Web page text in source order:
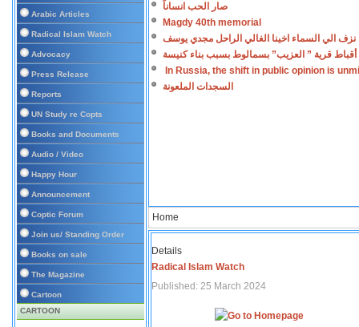
Arabic Articles
Radical Islam Watch
Advocacy
Press Release
Reports
UN Study re Copts
Books and Documents
Audio / Video
Happy Hour
Announcement
Coptic Forum
Join us/ Standing Order
Books on sale
The Magazine
Cartoon
CARTOON
صار الحب انساناً
Magdy 40th memorial
نزف الي السماء اخينا الغالي الراحل مجدي يوسف
أقباط قرية ” العزيب” بسمالوط بسبب بناء كنيسة
In Russia, the shift in public opinion is
السجدات الملعونة
Home
Details
Radical Islam Watch
Published: 25 March 2024